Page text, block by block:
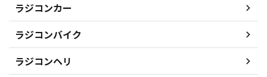
ラジコンカー
ラジコンバイク
ラジコンヘリ